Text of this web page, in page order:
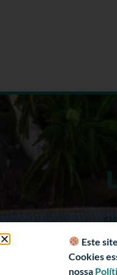
Este
Cookies
nossa